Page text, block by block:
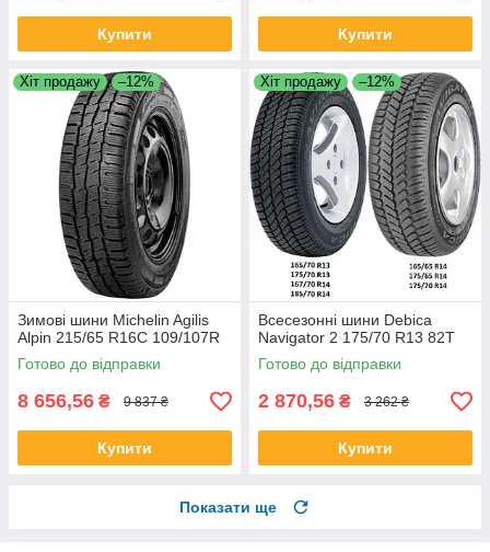
Купити Купити
Хіт продажу –12%
Зимові шини Michelin Agilis
Alpin 215/65 R16C 109/107R
Готово до відправки
8 656,56 ₴ 9 837 ₴
Купити
Хіт продажу –12%
Всесезонні шини Debica
Navigator 2 175/70 R13 82T
Готово до відправки
2 870,56 ₴ 3 262 ₴
Купити
Показати ще